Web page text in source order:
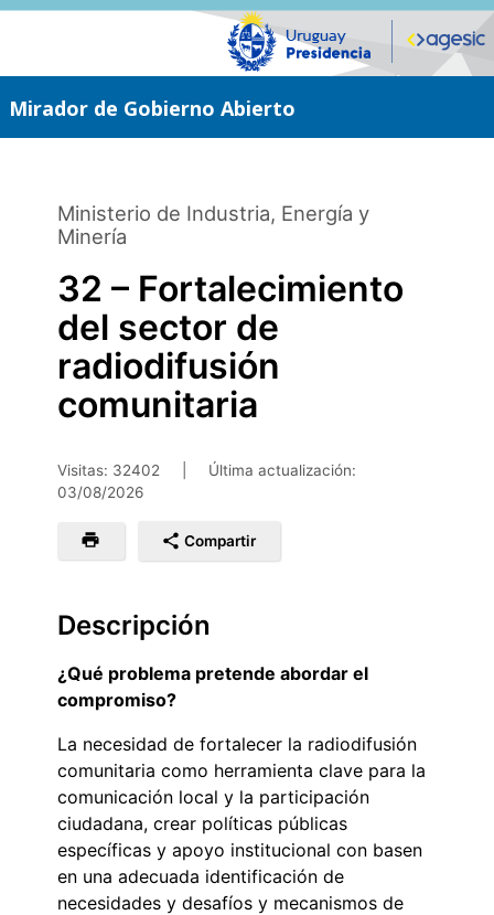
Saltar
Mirador de Gobierno Abierto
Ministerio de Industria, Energía y
Minería
32 – Fortalecimiento
del sector de
radiodifusión
comunitaria
Visitas: 32402
Última actualización:
03/08/2026
Compartir
Descripción
¿Qué problema pretende abordar el
compromiso?
La necesidad de fortalecer la radiodifusión
comunitaria como herramienta clave para la
comunicación local y la participación
ciudadana, crear políticas públicas
específicas y apoyo institucional con basen
en una adecuada identificación de
necesidades y desafíos y mecanismos de